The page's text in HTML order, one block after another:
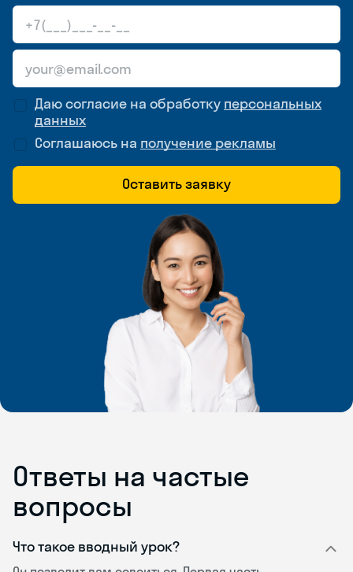
Даю согласие на обработку персональных
данных
Соглашаюсь на получение рекламы
Оставить заявку
Ответы на частые
вопросы
Что такое вводный урок?